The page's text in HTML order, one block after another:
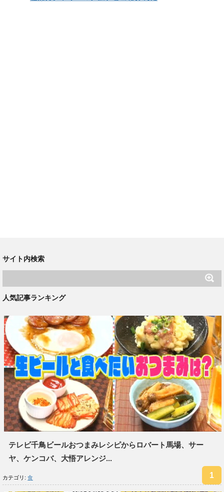
サイト内検索
人気記事ランキング
テレビ千鳥ビールおつまみレシピからロバート馬場、サー
ヤ、ケンコバ、大悟アレンジ...
カテゴリ: 食